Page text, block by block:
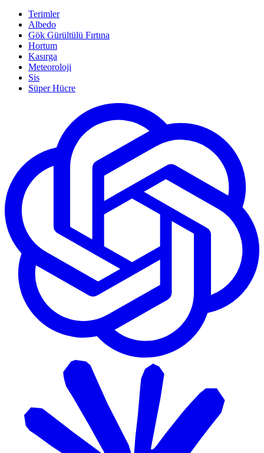
Terimler
Albedo
Gök Gürültülü Fırtına
Hortum
Kasırga
Meteoroloji
Sis
Süper Hücre